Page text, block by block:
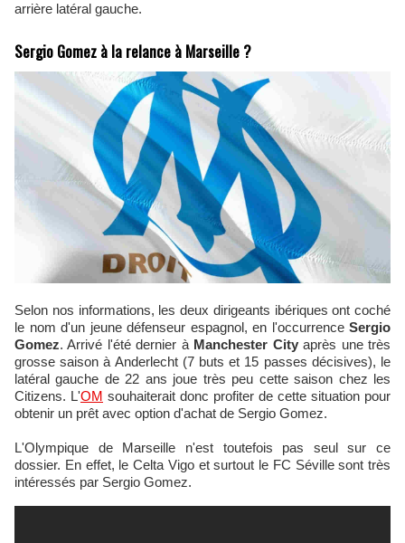
arrière latéral gauche.
Sergio Gomez à la relance à Marseille ?
Selon nos informations, les deux dirigeants ibériques ont coché
le nom d'un jeune défenseur espagnol, en l'occurrence Sergio
Gomez. Arrivé l'été dernier à Manchester Cityaprès une très
grosse saison à Anderlecht (7 buts et 15 passes décisives), le
latéral gauche de 22 ans joue très peu cette saison chez les
Citizens. L'OM souhaiterait donc profiter de cette situation pour
obtenir un prêt avec option d'achat de Sergio Gomez.
L'Olympique de Marseille n'est toutefois pas seul sur ce
dossier. En effet, le Celta Vigo et surtout le FC Séville sont très
intéressés par Sergio Gomez.